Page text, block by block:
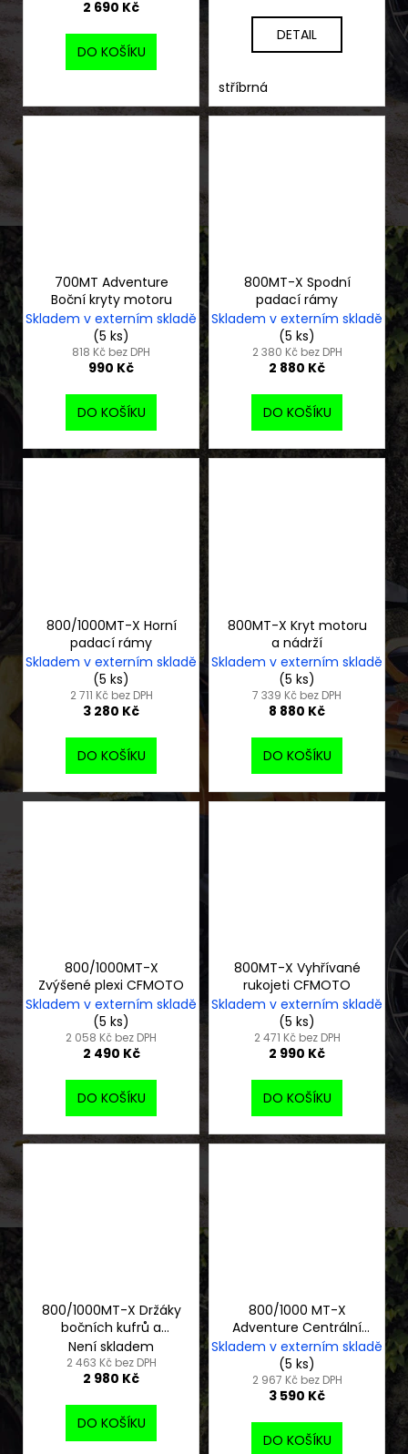
2 690 Kč
DO KOŠÍKU
DETAIL
stříbrná
700MT Adventure
Boční kryty motoru
Skladem v externím skladě
(5 ks)
818 Kč bez DPH
990 Kč
DO KOŠÍKU
800MT-X Spodní
padací rámy
Skladem v externím skladě
(5 ks)
2 380 Kč bez DPH
2 880 Kč
DO KOŠÍKU
800/1000MT-X Horní
padací rámy
Skladem v externím skladě
(5 ks)
2 711 Kč bez DPH
3 280 Kč
DO KOŠÍKU
800MT-X Kryt motoru
a nádrží
Skladem v externím skladě
(5 ks)
7 339 Kč bez DPH
8 880 Kč
DO KOŠÍKU
800/1000MT-X
Zvýšené plexi CFMOTO
Skladem v externím skladě
(5 ks)
2 058 Kč bez DPH
2 490 Kč
DO KOŠÍKU
800MT-X Vyhřívané
rukojeti CFMOTO
Skladem v externím skladě
(5 ks)
2 471 Kč bez DPH
2 990 Kč
DO KOŠÍKU
800/1000MT-X Držáky
bočních kufrů a
brašen
CFMOTO/Westwind
Není skladem
2 463 Kč bez DPH
2 980 Kč
DO KOŠÍKU
800/1000 MT-X
Adventure Centrální
stojan
Skladem v externím skladě
(5 ks)
2 967 Kč bez DPH
3 590 Kč
DO KOŠÍKU